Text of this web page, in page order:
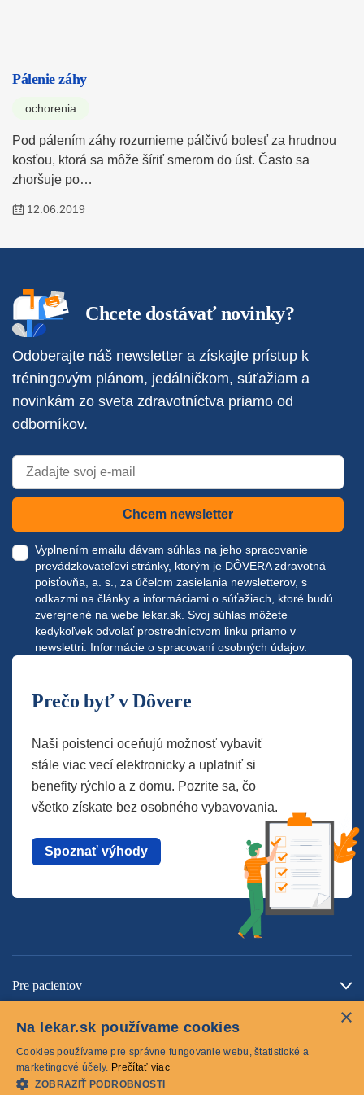
Pálenie záhy
ochorenia
Pod pálením záhy rozumieme pálčivú bolesť za hrudnou
kosťou, ktorá sa môže šíriť smerom do úst. Často sa
zhoršuje po…
12.06.2019
Chcete dostávať novinky?
Odoberajte náš newsletter a získajte prístup k
tréningovým plánom, jedálničkom, súťažiam a
novinkám zo sveta zdravotníctva priamo od
odborníkov.
Chcem newsletter
Vyplnením emailu dávam súhlas na jeho spracovanie
prevádzkovateľovi stránky, ktorým je DÔVERA zdravotná
poisťovňa, a. s., za účelom zasielania newsletterov, s
odkazmi na články a informáciami o súťažiach, ktoré budú
zverejnené na webe lekar.sk . Svoj súhlas môžete
kedykoľvek odvolať prostredníctvom linku priamo v
newslettri. Informácie o spracovaní osobných údajov.
Prečo byť v Dôvere
Naši poistenci oceňujú možnosť vybaviť
stále viac vecí elektronicky a uplatniť si
benefity rýchlo a z domu. Pozrite sa, čo
všetko získate bez osobného vybavovania.
Spoznať výhody
Pre pacientov
Cookies
×
Na lekar.sk používame cookies
Cookies používame pre správne fungovanie webu, štatistické a
marketingové účely. Prečítať viac
ZOBRAZIŤ PODROBNOSTI